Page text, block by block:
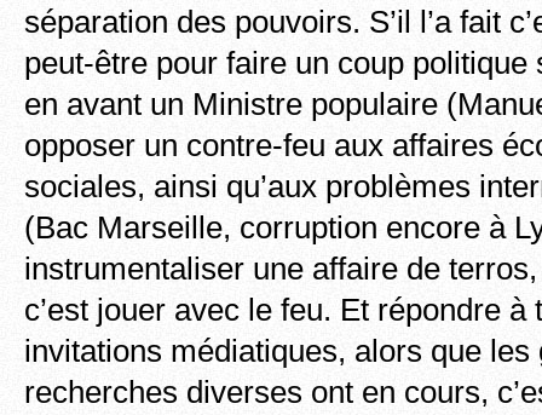
séparation des pouvoirs. S’il l’a fait
peut-être pour faire un coup politique
en avant un Ministre populaire
opposer un contre-feu aux affaires
sociales, ainsi qu’aux problèmes
(Bac Marseille, corruption encore à
instrumentaliser une affaire de terros,
c’est jouer avec le feu. Et répondre à
invitations médiatiques, alors que les
recherches diverses ont en cours,